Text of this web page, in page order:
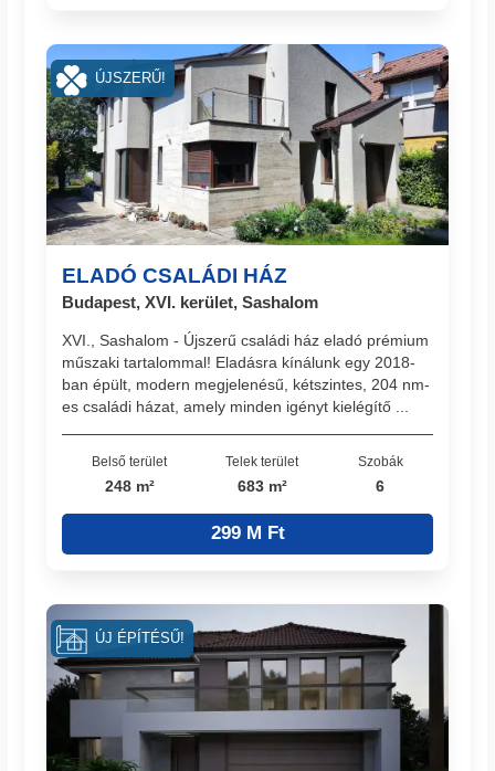
ELADÓ CSALÁDI HÁZ
Budapest, XVI. kerület, Sashalom
XVI., Sashalom - Újszerű családi ház eladó prémium
műszaki tartalommal! Eladásra kínálunk egy 2018-
ban épült, modern megjelenésű, kétszintes, 204 nm-
es családi házat, amely minden igényt kielégítő ...
Belső terület
248 m²
Telek terület
683 m²
Szobák
6
299 M Ft
ÚJSZERŰ!
ÚJ ÉPÍTÉSŰ!